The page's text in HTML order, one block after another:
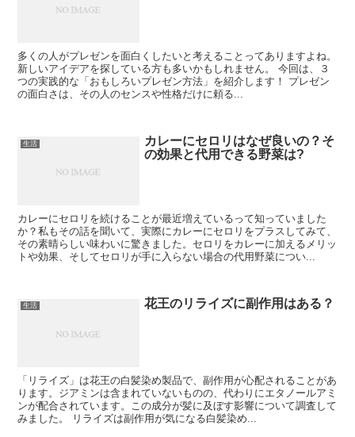
多くの人がプレゼンを面白くしたいと考えることってありますよね。
新しいアイデアを探している方も多いかもしれません。 今回は、３
つの実践的な「おもしろいプレゼン方法」を紹介します！ プレゼン
の面白さは、その人のセンスや性格だけに頼る...
生活
カレーにセロリはなぜ良いの？そ
の効果と代用できる野菜は?
カレーにセロリを続けることが最近増えているって知っていました
か？私もその話を聞いて、実際にカレーにセロリをプラスしてみて、
その素晴らしい味わいに驚きました。セロリをカレーに加えるメリッ
トや効果、そしてセロリが手に入らない場合の代用野菜につい...
生活 花王のリライズに副作用はある？
「リライズ」は花王の白髪染め製品で、副作用が心配されることがあ
ります。ジアミンは含まれていないものの、代わりにエタノールアミ
ンが配合されています。この成分が髪に及ぼす影響について調査して
みました。 リライズは副作用が気になる白髪染め...